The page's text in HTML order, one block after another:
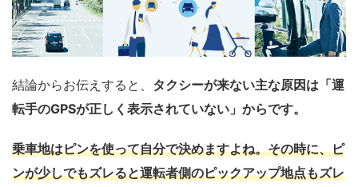
結論からお伝えすると、 タクシーが来ない主な原因は「運
転手のGPSが正しく表示されていない」からです。
乗車地はピンを使って自分で決めますよね。その時に、ピ
ンが少しでもズレると運転者側のピックアップ地点もズレ